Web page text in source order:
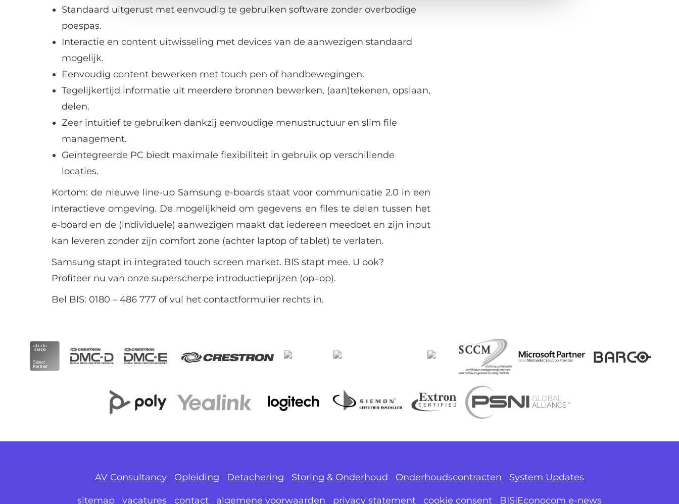
Standaard uitgerust met eenvoudig te gebruiken software zonder overbodige
poespas.
Interactie en content uitwisseling met devices van de aanwezigen standaard
mogelijk.
Eenvoudig content bewerken met touch pen of handbewegingen.
Tegelijkertijd informatie uit meerdere bronnen bewerken, (aan)tekenen, opslaan,
delen.
Zeer intuïtief te gebruiken dankzij eenvoudige menustructuur en slim file
management.
Geïntegreerde PC biedt maximale flexibiliteit in gebruik op verschillende
locaties.
Kortom: de nieuwe line-up Samsung e-boards staat voor communicatie 2.0 in een
interactieve omgeving. De mogelijkheid om gegevens en files te delen tussen het
e-board en de (individuele) aanwezigen maakt dat iedereen meedoet en zijn input
kan leveren zonder zijn comfort zone (achter laptop of tablet) te verlaten.
Samsung stapt in integrated touch screen market. BIS stapt mee. U ook?
Profiteer nu van onze superscherpe introductieprijzen (op=op).
Bel BIS: 0180 – 486 777 of vul het contactformulier rechts in.
AV Consultancy Opleiding Detachering Storing & Onderhoud Onderhoudscontracten System Updates
sitemap vacatures contact algemene voorwaarden privacy statement cookie consent BIS|Econocom e-news